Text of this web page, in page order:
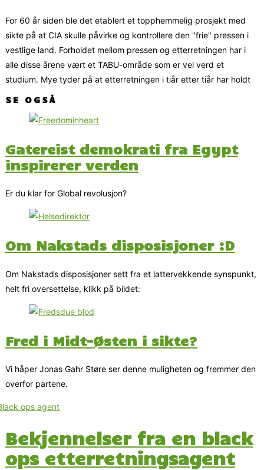
For 60 år siden ble det etablert et topphemmelig prosjekt med
sikte på at CIA skulle påvirke og kontrollere den "frie" pressen i
vestlige land. Forholdet mellom pressen og etterretningen har i
alle disse årene vært et TABU-område som er vel verd et
studium. Mye tyder på at etterretningen i tiår etter tiår har holdt
SE OGSÅ
Gatereist demokrati fra Egypt
inspirerer verden
Er du klar for Global revolusjon?
Om Nakstads disposisjoner :D
Om Nakstads disposisjoner sett fra et lattervekkende synspunkt,
helt fri oversettelse, klikk på bildet:
Fred i Midt-Østen i sikte?
Vi håper Jonas Gahr Støre ser denne muligheten og fremmer den
overfor partene.
Bekjennelser fra en black
ops etterretningsagent